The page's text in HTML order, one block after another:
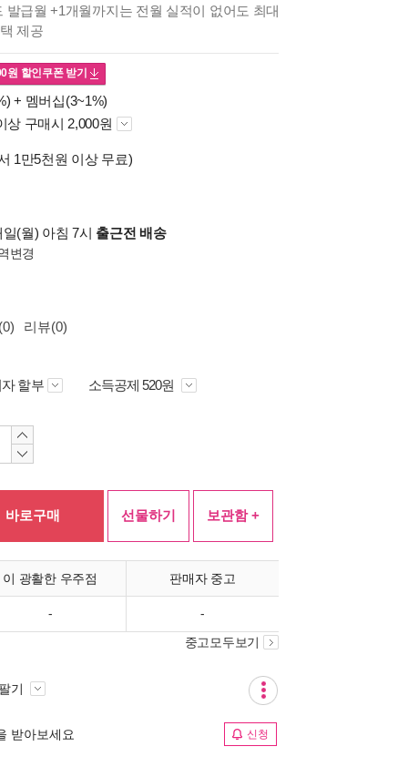
발급월 +1개월까지는 전월 실적이 없어도 최대
제공
원 할인쿠폰 받기
+ 멤버십(3~1%)
상 구매시 2,000원
1만5천원 이상 무료)
(월) 아침 7시 출근전 배송
변경
리뷰(0)
할부 소득공제 520원
바로구매 선물하기 보관함 +
이 광활한 우주점 판매자 중고
- -
중고모두보기
기
받아보세요 신청